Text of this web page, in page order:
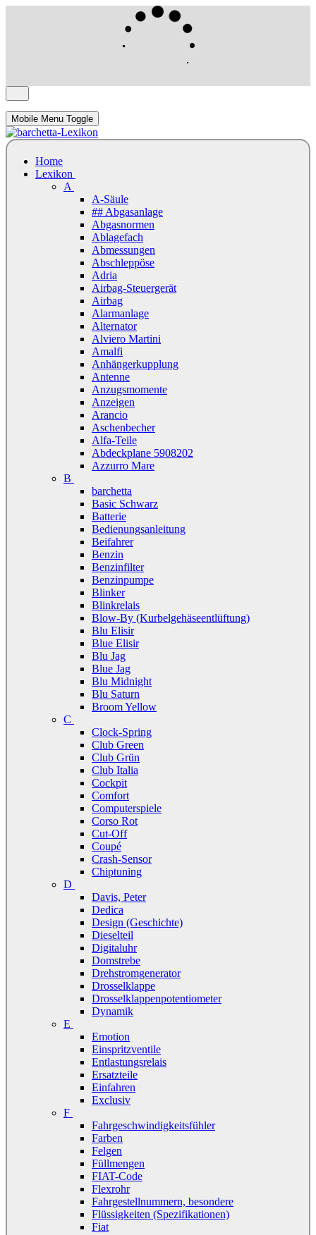
Mobile Menu Toggle
Home
Lexikon
A
A-Säule
## Abgasanlage
Abgasnormen
Ablagefach
Abmessungen
Abschleppöse
Adria
Airbag-Steuergerät
Airbag
Alarmanlage
Alternator
Alviero Martini
Amalfi
Anhängerkupplung
Antenne
Anzugsmomente
Anzeigen
Arancio
Aschenbecher
Alfa-Teile
Abdeckplane 5908202
Azzurro Mare
B
barchetta
Basic Schwarz
Batterie
Bedienungsanleitung
Beifahrer
Benzin
Benzinfilter
Benzinpumpe
Blinker
Blinkrelais
Blow-By (Kurbelgehäseentlüftung)
Blu Elisir
Blue Elisir
Blu Jag
Blue Jag
Blu Midnight
Blu Saturn
Broom Yellow
C
Clock-Spring
Club Green
Club Grün
Club Italia
Cockpit
Comfort
Computerspiele
Corso Rot
Cut-Off
Coupé
Crash-Sensor
Chiptuning
D
Davis, Peter
Dedica
Design (Geschichte)
Dieselteil
Digitaluhr
Domstrebe
Drehstromgenerator
Drosselklappe
Drosselklappenpotentiometer
Dynamik
E
Emotion
Einspritzventile
Entlastungsrelais
Ersatzteile
Einfahren
Exclusiv
F
Fahrgeschwindigkeitsfühler
Farben
Felgen
Füllmengen
FIAT-Code
Flexrohr
Fahrgestellnummern, besondere
Flüssigkeiten (Spezifikationen)
Fiat